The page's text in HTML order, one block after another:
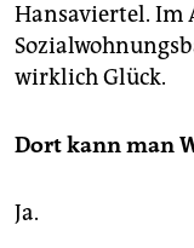
Hansaviertel. Im
wirklich Glück.
Dort kann man
Ja.